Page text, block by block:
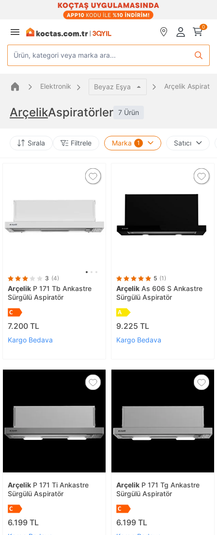
0
Ürün, kategori veya marka ara...
Elektronik Beyaz Eşya Arçelik
ArçelikAspiratörler 7 Ürün
Sırala Filtrele Marka 1 Satıcı
3 (4)
Arçelik P 171 Tb Ankastre
Sürgülü Aspiratör
7.200 TL
Kargo Bedava
5 (1)
Arçelik As 606 S Ankastre
Sürgülü Aspiratör
9.225 TL
Kargo Bedava
Arçelik P 171 Ti Ankastre
Sürgülü Aspiratör
6.199 TL
Arçelik P 171 Tg Ankastre
Sürgülü Aspiratör
6.199 TL